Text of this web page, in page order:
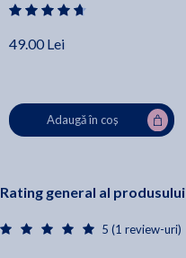
49.00 Lei
Adaugă în coș
Rating general al produsului
5 (1 review-uri)